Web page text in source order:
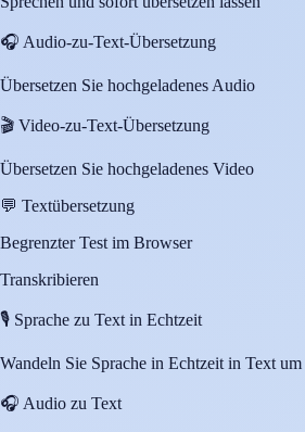
🎧 Audio-zu-Text-Übersetzung
Übersetzen Sie hochgeladenes Audio
🎬 Video-zu-Text-Übersetzung
Übersetzen Sie hochgeladenes Video
💬 Textübersetzung
Begrenzter Test im Browser
Transkribieren
🎙️ Sprache zu Text in Echtzeit
Wandeln Sie Sprache in Echtzeit in Text um
🎧 Audio zu Text